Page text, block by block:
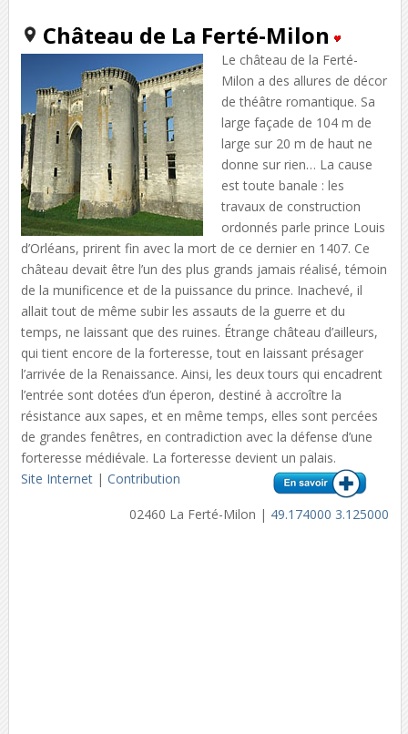
Château de La Ferté-Milon
Le château de la Ferté-
Milon a des allures de décor
de théâtre romantique. Sa
large façade de 104 m de
large sur 20 m de haut ne
donne sur rien… La cause
est toute banale : les
travaux de construction
ordonnés parle prince Louis
d’Orléans, prirent fin avec la mort de ce dernier en 1407. Ce
château devait être l’un des plus grands jamais réalisé, témoin
de la munificence et de la puissance du prince. Inachevé, il
allait tout de même subir les assauts de la guerre et du
temps, ne laissant que des ruines. Étrange château d’ailleurs,
qui tient encore de la forteresse, tout en laissant présager
l’arrivée de la Renaissance. Ainsi, les deux tours qui encadrent
l’entrée sont dotées d’un éperon, destiné à accroître la
résistance aux sapes, et en même temps, elles sont percées
de grandes fenêtres, en contradiction avec la défense d’une
forteresse médiévale. La forteresse devient un palais.
Site Internet| Contribution
02460 La Ferté-Milon | 49.174000 3.125000